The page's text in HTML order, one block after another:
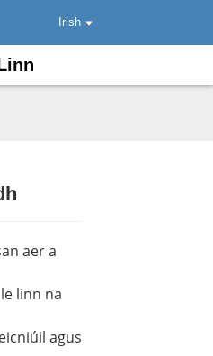
Irish
aer a
linn na
agus